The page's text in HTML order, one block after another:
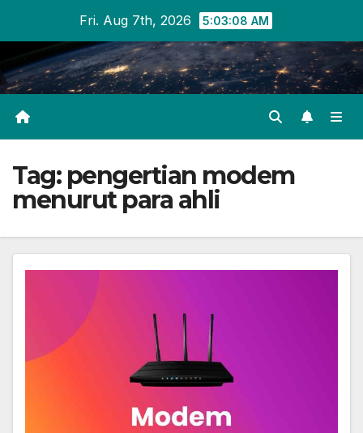
content
Fri. Aug 7th, 2026 5:03:08 AM
Tag: pengertian modem
menurut para ahli